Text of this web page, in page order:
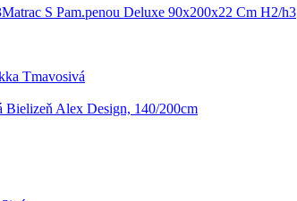
Matrac S Pam.penou Deluxe 90x200x22 Cm H2/h3
Tmavosivá
Bielizeň Alex Design, 140/200cm